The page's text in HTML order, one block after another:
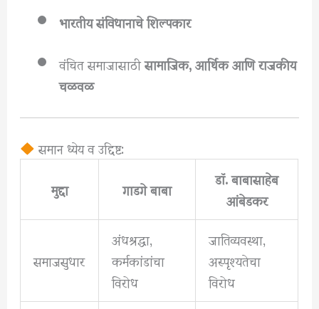
भारतीय संविधानाचे शिल्पकार
वंचित समाजासाठीसामाजिक, आर्थिक आणि राजकीय
चळवळ
समान ध्येय व उद्दिष्ट:
मुद्दा
गाडगे बाबा डॉ. बाबासाहेब
आंबेडकर
समाजसुधार
अंधश्रद्धा,
कर्मकांडांचा
विरोध
जातिव्यवस्था,
अस्पृश्यतेचा
विरोध